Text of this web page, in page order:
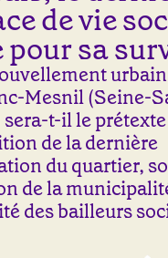
cuisine,
accompagnement
social,
comptabilité,
bonne humeur:
nous avons
besoin de tous
vos talents!
de vie
pour sa
Mesnil (Seine-
t-il le
de la dernière
du quartier,
de la
des bailleurs